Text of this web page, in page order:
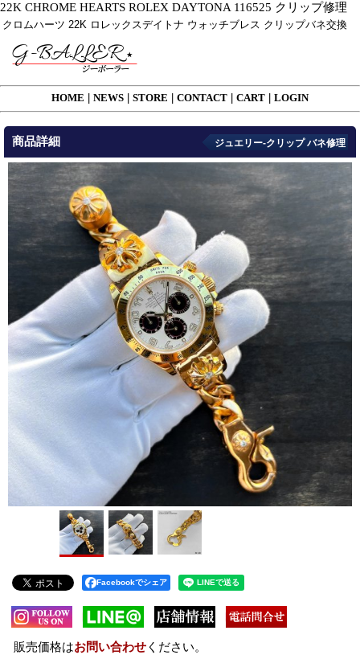
22K CHROME HEARTS ROLEX DAYTONA 116525 クリップ修理
クロムハーツ 22K ロレックスデイトナ ウォッチブレス クリップバネ交換
HOME NEWS STORE CONTACT CART LOGIN
商品詳細 ジュエリー-クリップ バネ修理
Facebookでシェア
販売価格はお問い合わせ ください。